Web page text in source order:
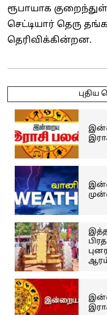
ரூபாயாக
செட்டியார் தெரு
தெரிவிக்கின்றன.
05-
புதிய